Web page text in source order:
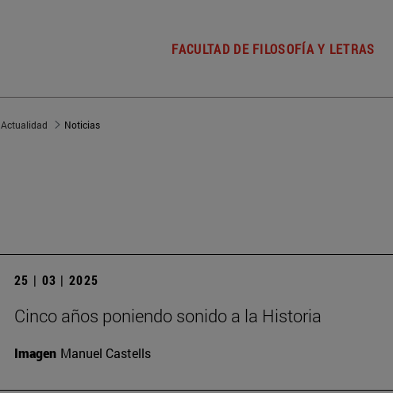
FACULTAD DE FILOSOFÍA Y LETRAS
Actualidad Noticias
25 | 03 | 2025
Cinco años poniendo sonido a la Historia
Imagen Manuel Castells